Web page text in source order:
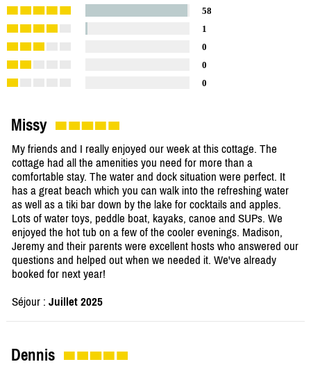
58
1
0
0
0
Missy
My friends and I really enjoyed our week at this cottage. The
cottage had all the amenities you need for more than a
comfortable stay. The water and dock situation were perfect. It
has a great beach which you can walk into the refreshing water
as well as a tiki bar down by the lake for cocktails and apples.
Lots of water toys, peddle boat, kayaks, canoe and SUPs. We
enjoyed the hot tub on a few of the cooler evenings. Madison,
Jeremy and their parents were excellent hosts who answered our
questions and helped out when we needed it. We've already
booked for next year!
Séjour : Juillet 2025
Dennis